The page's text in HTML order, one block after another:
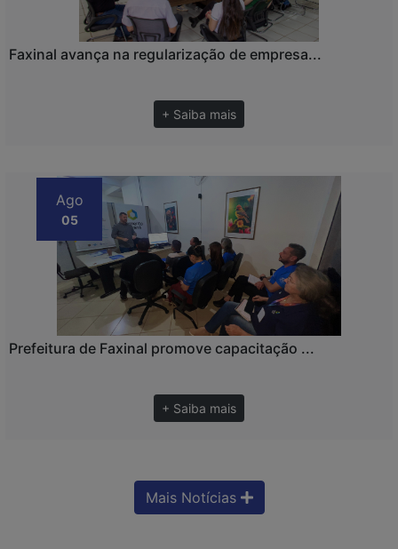
Faxinal avança na regularização de empresa...
+ Saiba mais
Ago
05
Prefeitura de Faxinal promove capacitação ...
+ Saiba mais
Mais Notícias